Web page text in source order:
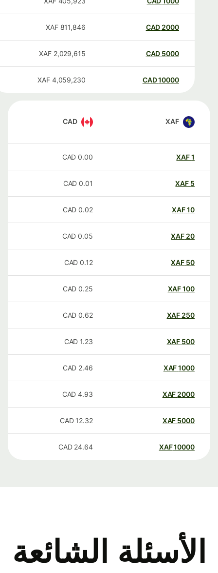
2000
CAD
811,846
XAF
5000
CAD
2,029,615
XAF
10000
CAD
4,059,230
XAF
XAF
CAD
XAF
0.00
CAD
XAF
0.01
CAD
XAF
0.02
CAD
20
XAF
0.05
CAD
50
XAF
0.12
CAD
100
XAF
0.25
CAD
250
XAF
0.62
CAD
500
XAF
1.23
CAD
1000
XAF
2.46
CAD
2000
XAF
4.93
CAD
5000
XAF
12.32
CAD
10000
XAF
24.64
CAD
الأسئلة الشائعة